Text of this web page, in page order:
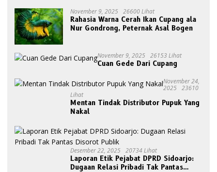
November 9, 2025 26600 Lihat
Rahasia Warna Cerah Ikan Cupang ala
Nur Gondrong, Peternak Asal Bogen
November 9, 2025 26153 Lihat
Cuan Gede Dari Cupang
November 24,
2025 23610
Lihat
Mentan Tindak Distributor Pupuk Yang
Nakal
Desember 22, 2025 20734 Lihat
Laporan Etik Pejabat DPRD Sidoarjo:
Dugaan Relasi Pribadi Tak Pantas